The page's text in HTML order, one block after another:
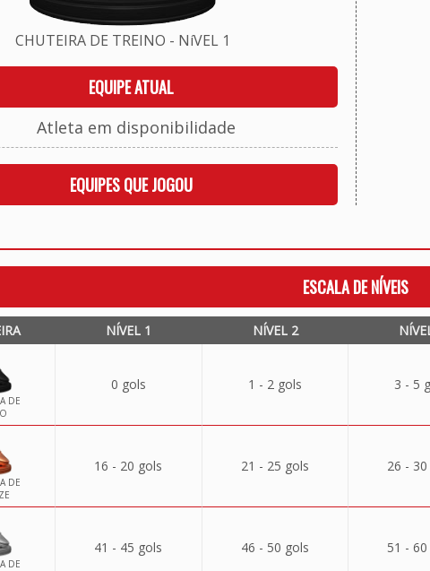
CHUTEIRA DE TREINO - NíVEL 1
EQUIPE ATUAL
Atleta em disponibilidade
EQUIPES QUE JOGOU
ESCALA DE NÍVEIS
NÍVEL 1 NÍVEL 2
DE
0 gols 1 - 2 gols 3 - 5
DE
16 - 20 gols 21 - 25 gols 26 -
DE
41 - 45 gols 46 - 50 gols 51 -